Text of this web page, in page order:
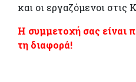
και οι εργαζόμενοι στις
Η συμμετοχή σας είναι
τη διαφορά!